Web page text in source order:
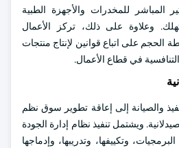
المباشر للمخدرات والأجهزة الطبية
وعلاوة على ذلك، تركز الأعمال
الحجم على اتباع قوانين لإنتاج منتجات
في قطاع الأعمال.
والصيانة إلى إعاقة تطوير سوق نظم
ويشتمل تنفيذ نظام إدارة الجودة
وتكييفها، وتدريبها، وإدماجها